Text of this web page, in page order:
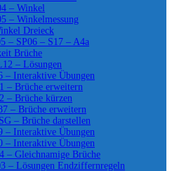
– Winkel
– Winkelmessung
Dreieck
– SP06 – S17 – A4a
Brüche
– Lösungen
– Interaktive Übungen
– Brüche erweitern
– Brüche kürzen
– Brüche erweitern
– Brüche darstellen
– Interaktive Übungen
– Interaktive Übungen
– Gleichnamige Brüche
– Lösungen Endziffernregeln